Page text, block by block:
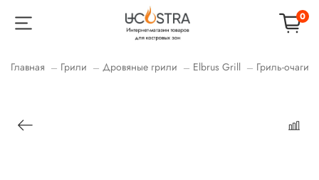
0
Главная Грили Дровяные грили Elbrus Grill Гриль-очаги